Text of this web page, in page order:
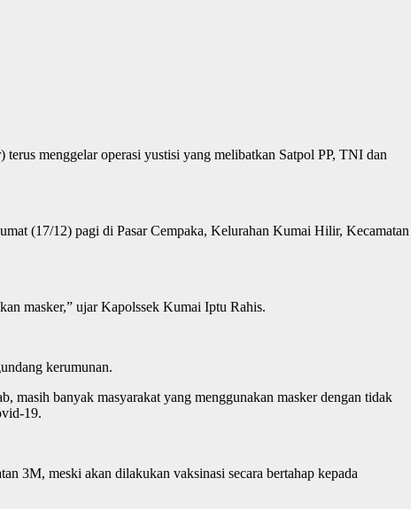
menggelar operasi yustisi yang melibatkan Satpol PP, TNI dan
(17/12) pagi di Pasar Cempaka, Kelurahan Kumai Hilir, Kecamatan
masker,” ujar Kapolssek Kumai Iptu Rahis.
kerumunan.
masih banyak masyarakat yang menggunakan masker dengan tidak
19.
3M, meski akan dilakukan vaksinasi secara bertahap kepada